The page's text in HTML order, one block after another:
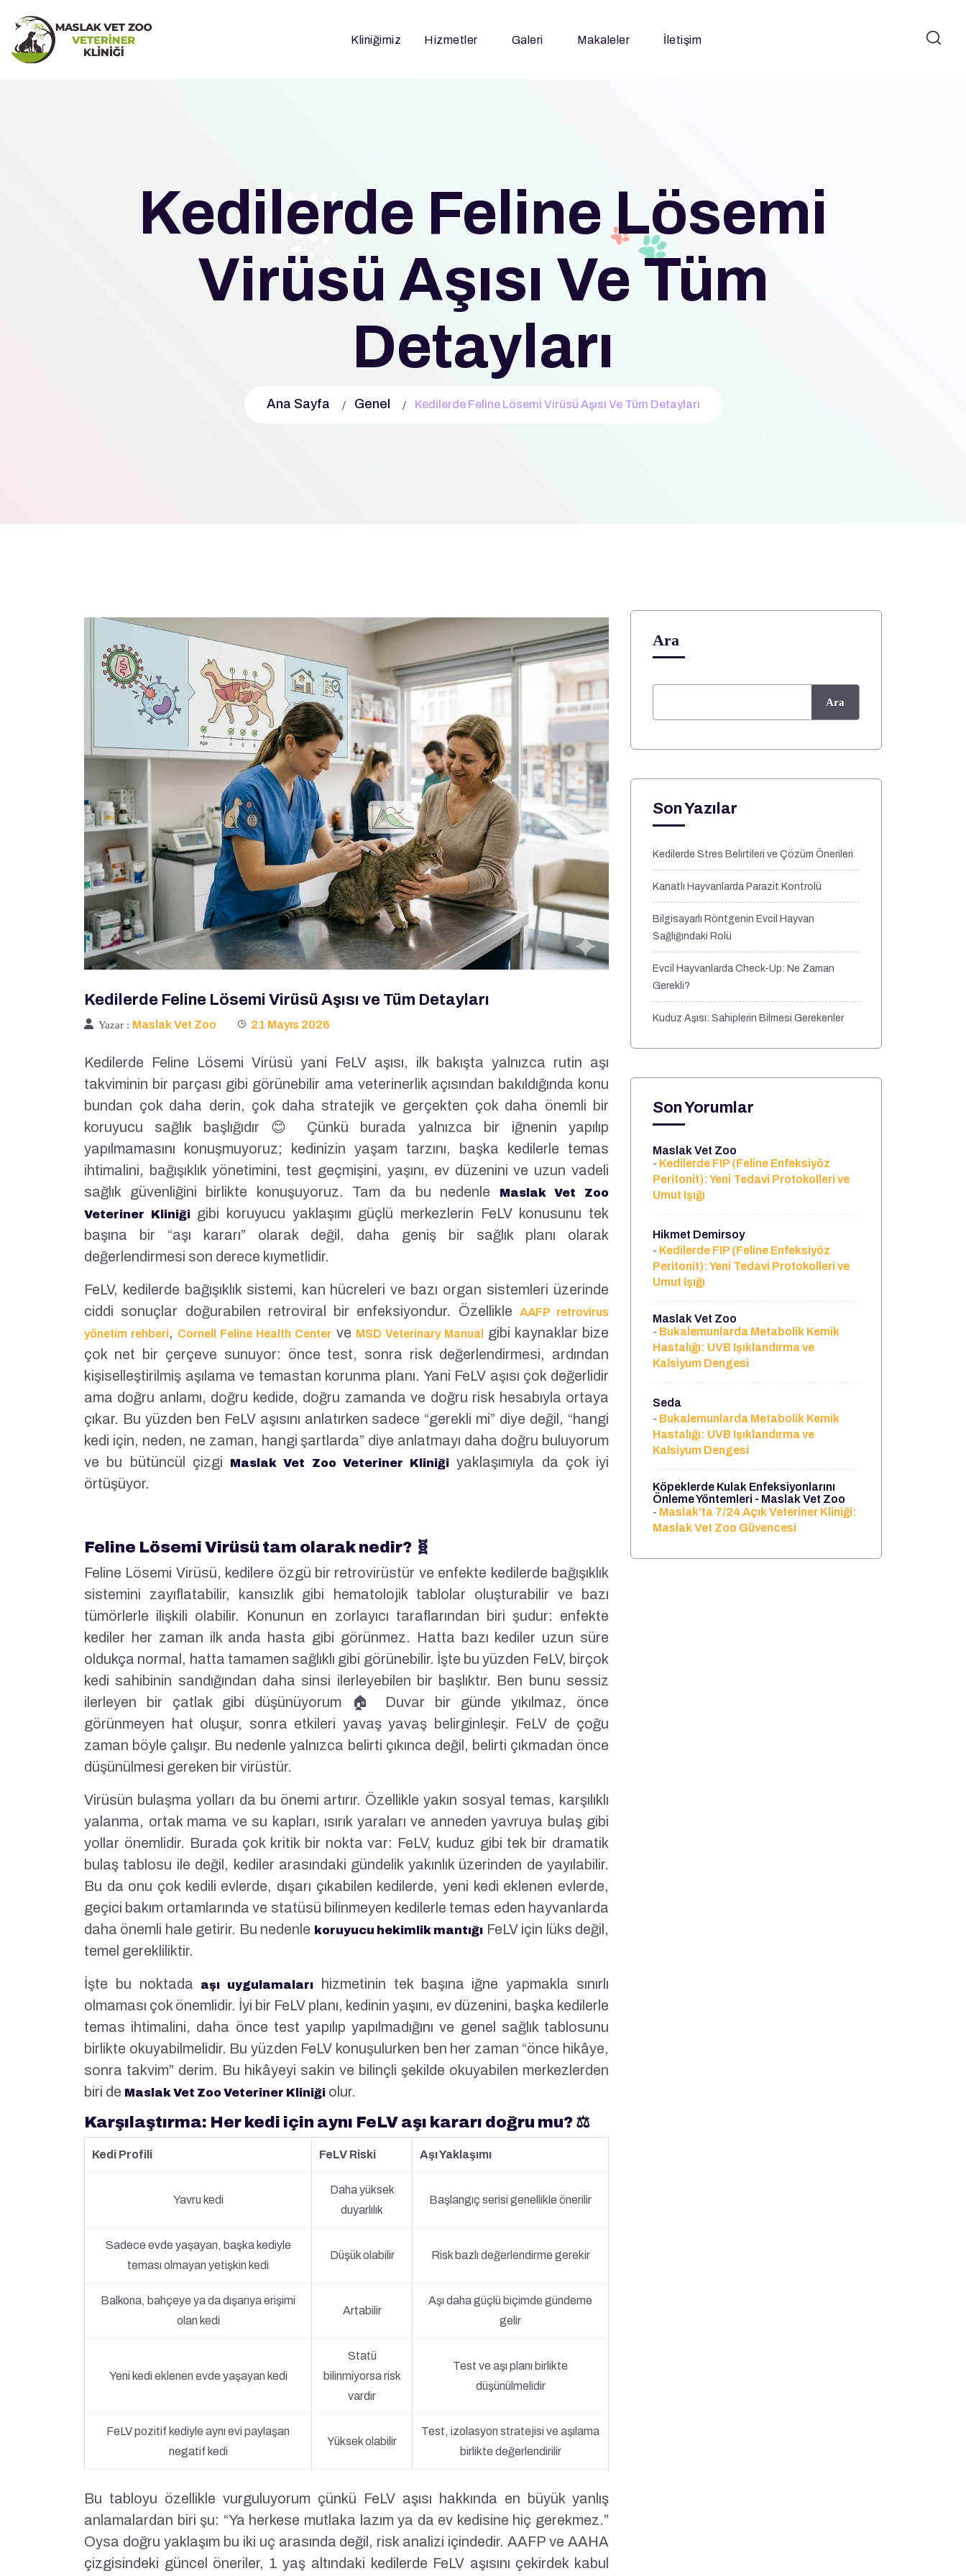
Kliniğimiz Hizmetler Galeri Makaleler İletişim
Kedilerde Feline Lösemi
Virüsü Aşısı Ve Tüm
Detayları
Ana Sayfa Genel Kedilerde Feline Lösemi Virüsü Aşısı Ve Tüm Detayları
Kedilerde Feline Lösemi Virüsü Aşısı ve Tüm Detayları
Yazar : Maslak Vet Zoo 21 Mayıs 2026
Kedilerde Feline Lösemi Virüsü yani FeLV aşısı, ilk bakışta yalnızca rutin aşı
takviminin bir parçası gibi görünebilir ama veterinerlik açısından bakıldığında konu
bundan çok daha derin, çok daha stratejik ve gerçekten çok daha önemli bir
koruyucu sağlık başlığıdır 😊 Çünkü burada yalnızca bir iğnenin yapılıp
yapılmamasını konuşmuyoruz; kedinizin yaşam tarzını, başka kedilerle temas
ihtimalini, bağışıklık yönetimini, test geçmişini, yaşını, ev düzenini ve uzun vadeli
sağlık güvenliğini birlikte konuşuyoruz. Tam da bu nedenle
Maslak Vet Zoo
Veteriner Kliniğigibi koruyucu yaklaşımı güçlü merkezlerin FeLV konusunu tek
başına bir “aşı kararı” olarak değil, daha geniş bir sağlık planı olarak
değerlendirmesi son derece kıymetlidir.
FeLV, kedilerde bağışıklık sistemi, kan hücreleri ve bazı organ sistemleri üzerinde
ciddi sonuçlar doğurabilen retroviral bir enfeksiyondur. Özellikle
AAFP retrovirus
yönetim rehberi, Cornell Feline Health Center ve MSD Veterinary Manual
gibi kaynaklar bize
çok net bir çerçeve sunuyor: önce test, sonra risk değerlendirmesi, ardından
kişiselleştirilmiş aşılama ve temastan korunma planı. Yani FeLV aşısı çok değerlidir
ama doğru anlamı, doğru kedide, doğru zamanda ve doğru risk hesabıyla ortaya
çıkar. Bu yüzden ben FeLV aşısını anlatırken sadece “gerekli mi” diye değil, “hangi
kedi için, neden, ne zaman, hangi şartlarda” diye anlatmayı daha doğru buluyorum
ve bu bütüncül çizgi
Maslak Vet Zoo Veteriner Kliniği yaklaşımıyla da çok iyi
örtüşüyor.
Feline Lösemi Virüsü tam olarak nedir? 🧬
Feline Lösemi Virüsü, kedilere özgü bir retrovirüstür ve enfekte kedilerde bağışıklık
sistemini zayıflatabilir, kansızlık gibi hematolojik tablolar oluşturabilir ve bazı
tümörlerle ilişkili olabilir. Konunun en zorlayıcı taraflarından biri şudur: enfekte
kediler her zaman ilk anda hasta gibi görünmez. Hatta bazı kediler uzun süre
oldukça normal, hatta tamamen sağlıklı gibi görünebilir. İşte bu yüzden FeLV, birçok
kedi sahibinin sandığından daha sinsi ilerleyebilen bir başlıktır. Ben bunu sessiz
ilerleyen bir çatlak gibi düşünüyorum 🏠 Duvar bir günde yıkılmaz, önce
görünmeyen hat oluşur, sonra etkileri yavaş yavaş belirginleşir. FeLV de çoğu
zaman böyle çalışır. Bu nedenle yalnızca belirti çıkınca değil, belirti çıkmadan önce
düşünülmesi gereken bir virüstür.
Virüsün bulaşma yolları da bu önemi artırır. Özellikle yakın sosyal temas, karşılıklı
yalanma, ortak mama ve su kapları, ısırık yaraları ve anneden yavruya bulaş gibi
yollar önemlidir. Burada çok kritik bir nokta var: FeLV, kuduz gibi tek bir dramatik
bulaş tablosu ile değil, kediler arasındaki gündelik yakınlık üzerinden de yayılabilir.
Bu da onu çok kedili evlerde, dışarı çıkabilen kedilerde, yeni kedi eklenen evlerde,
geçici bakım ortamlarında ve statüsü bilinmeyen kedilerle temas eden hayvanlarda
daha önemli hale getirir. Bu nedenle koruyucu hekimlik mantığı FeLV için lüks değil,
temel gerekliliktir.
İşte bu noktada aşı uygulamaları
hizmetinin tek başına iğne yapmakla sınırlı
olmaması çok önemlidir. İyi bir FeLV planı, kedinin yaşını, ev düzenini, başka kedilerle
temas ihtimalini, daha önce test yapılıp yapılmadığını ve genel sağlık tablosunu
birlikte okuyabilmelidir. Bu yüzden FeLV konuşulurken ben her zaman “önce hikâye,
sonra takvim” derim. Bu hikâyeyi sakin ve bilinçli şekilde okuyabilen merkezlerden
biri de Maslak Vet Zoo Veteriner Kliniği olur.
Karşılaştırma: Her kedi için aynı FeLV aşı kararı doğru mu? ⚖️
Kedi Profili FeLV Riski Aşı Yaklaşımı
Yavru kedi
Daha yüksek
duyarlılık
Başlangıç serisi genellikle önerilir
Sadece evde yaşayan, başka kediyle
teması olmayan yetişkin kedi
Düşük olabilir Risk bazlı değerlendirme gerekir
Balkona, bahçeye ya da dışarıya erişimi
olan kedi
Artabilir
Aşı daha güçlü biçimde gündeme
gelir
Yeni kedi eklenen evde yaşayan kedi
Statü
bilinmiyorsa risk
vardır
Test ve aşı planı birlikte
düşünülmelidir
FeLV pozitif kediyle aynı evi paylaşan
negatif kedi
Yüksek olabilir
Test, izolasyon stratejisi ve aşılama
birlikte değerlendirilir
Bu tabloyu özellikle vurguluyorum çünkü FeLV aşısı hakkında en büyük yanlış
anlamalardan biri şu: “Ya herkese mutlaka lazım ya da ev kedisine hiç gerekmez.”
Oysa doğru yaklaşım bu iki uç arasında değil, risk analizi içindedir. AAFP ve AAHA
çizgisindeki güncel öneriler, 1 yaş altındaki kedilerde FeLV aşısını çekirdek kabul
Ara
Ara
Son Yazılar
Kedilerde Stres Belirtileri ve Çözüm Önerileri
Kanatlı Hayvanlarda Parazit Kontrolü
Bilgisayarlı Röntgenin Evcil Hayvan
Sağlığındaki Rolü
Evcil Hayvanlarda Check-Up: Ne Zaman
Gerekli?
Kuduz Aşısı: Sahiplerin Bilmesi Gerekenler
Son Yorumlar
Maslak Vet Zoo
- Kedilerde FIP (Feline Enfeksiyöz
Peritonit): Yeni Tedavi Protokolleri ve
Umut Işığı
Hikmet Demirsoy
- Kedilerde FIP (Feline Enfeksiyöz
Peritonit): Yeni Tedavi Protokolleri ve
Umut Işığı
Maslak Vet Zoo
- Bukalemunlarda Metabolik Kemik
Hastalığı: UVB Işıklandırma ve
Kalsiyum Dengesi
Seda
- Bukalemunlarda Metabolik Kemik
Hastalığı: UVB Işıklandırma ve
Kalsiyum Dengesi
Köpeklerde Kulak Enfeksiyonlarını
Önleme Yöntemleri - Maslak Vet Zoo
- Maslak’ta 7/24 Açık Veteriner Kliniği:
Maslak Vet Zoo Güvencesi